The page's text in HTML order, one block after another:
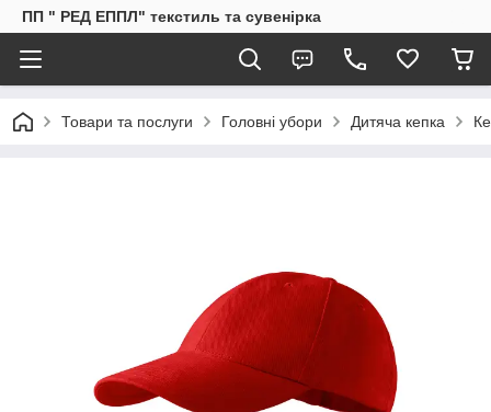
ПП " РЕД ЕППЛ" текстиль та сувенірка
Товари та послуги Головні убори Дитяча кепка